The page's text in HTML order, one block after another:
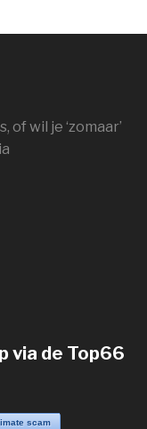
wil je ‘zomaar’
via de Top66
scam